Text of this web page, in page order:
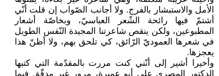
الأمل والاستبشار بالفرج. ولا أجانب الصّواب إن قلت أنّي
أشتمّ فيها رائحة الشّعر العباسيّ، وبخاصّة أشعار
المطبوعين، ولكن ينقص شاعرتنا المجيدة النّفس الطويل
في شعرها العموديّ الرّائق، كي تلحق بهم، ولا أظنّ هذا
يعجزها.
وأخيرا أشير إلى أنّني كنت مررت بالمقدّمة التي كتبها
الدكتور المصري علي أبو عميرة، مرور غير مدقّق فيما